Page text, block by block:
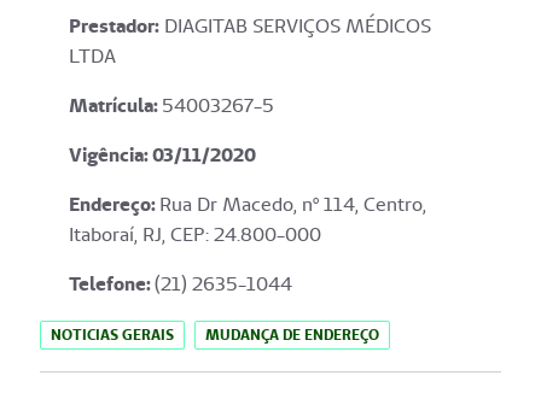
Prestador: DIAGITAB SERVIÇOS MÉDICOS
LTDA
Matrícula:54003267-5
Vigência: 03/11/2020
Endereço:Rua Dr Macedo, nº 114, Centro,
Itaboraí, RJ, CEP: 24.800-000
Telefone:(21) 2635-1044
NOTICIAS GERAIS MUDANÇA DE ENDEREÇO